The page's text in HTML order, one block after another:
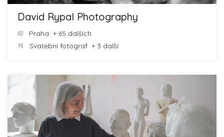
David Rypal Photography
Praha + 65 dalších
Svatební fotograf + 3 další